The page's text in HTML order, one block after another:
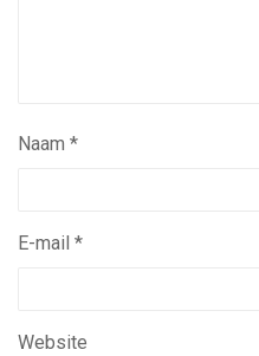
Naam *
E-mail *
Website